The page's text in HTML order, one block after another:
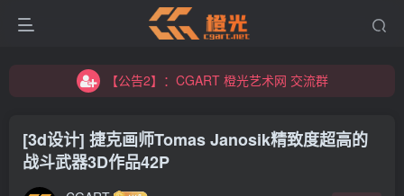
【公告2】：CGART 橙光艺术网 交流群
【公告2】：CGART 橙光艺术网 交流群
[3d设计] 捷克画师Tomas Janosik精致度超高的
战斗武器3D作品42P